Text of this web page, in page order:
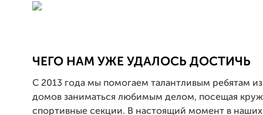
ЧЕГО НАМ УЖЕ УДАЛОСЬ ДОСТИЧЬ
С 2013 года мы помогаем талантливым ребятам
домов заниматься любимым делом, посещая
спортивные секции. В настоящий момент в